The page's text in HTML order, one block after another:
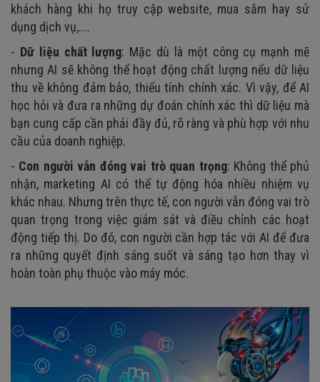
khách hàng khi họ truy cập website, mua sắm hay sử
dụng dịch vụ,....
- Dữ liệu chất lượng: Mặc dù là một công cụ mạnh mẽ
nhưng AI sẽ không thể hoạt động chất lượng nếu dữ liệu
thu về không đảm bảo, thiếu tính chính xác. Vì vậy, để AI
học hỏi và đưa ra những dự đoán chính xác thì dữ liệu mà
bạn cung cấp cần phải đầy đủ, rõ ràng và phù hợp với nhu
cầu của doanh nghiệp.
- Con người vẫn đóng vai trò quan trọng: Không thể phủ
nhận, marketing AI có thể tự động hóa nhiều nhiệm vụ
khác nhau. Nhưng trên thực tế, con người vẫn đóng vai trò
quan trọng trong việc giám sát và điều chỉnh các hoạt
động tiếp thị. Do đó, con người cần hợp tác với AI để đưa
ra những quyết định sáng suốt và sáng tạo hơn thay vì
hoàn toàn phụ thuộc vào máy móc.